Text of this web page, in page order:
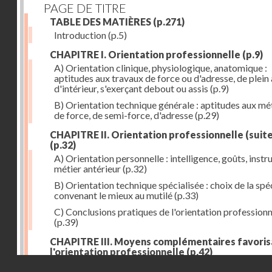
PAGE DE TITRE
TABLE DES MATIÈRES (p.271)
Introduction(p.5)
CHAPITRE I. Orientation professionnelle (p.9)
A) Orientation clinique, physiologique, anatomique :
aptitudes aux travaux de force ou d'adresse, de plein
d'intérieur, s'exerçant debout ou assis (p.9)
B) Orientation technique générale : aptitudes aux
de force, de semi-force, d'adresse(p.29)
CHAPITRE II. Orientation professionnelle
(p.32)
A) Orientation personnelle : intelligence, goûts,
métier antérieur(p.32)
B) Orientation technique spécialisée : choix de la
convenant le mieux au mutilé(p.33)
C) Conclusions pratiques de l'orientation
(p.39)
CHAPITRE III. Moyens complémentaires
l'orientation professionnelle (p.42)